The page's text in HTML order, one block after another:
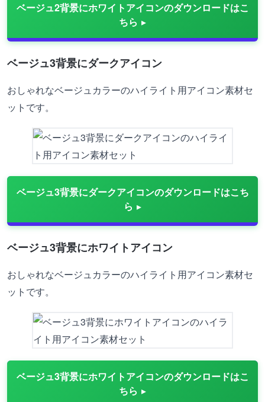
ベージュ2背景にホワイトアイコンのダウンロードはこ
ちら
ベージュ3背景にダークアイコン
おしゃれなベージュカラーのハイライト用アイコン素材セ
ットです。
ベージュ3背景にダークアイコンのダウンロードはこち
ら
ベージュ3背景にホワイトアイコン
おしゃれなベージュカラーのハイライト用アイコン素材セ
ットです。
ベージュ3背景にホワイトアイコンのダウンロードはこ
ちら